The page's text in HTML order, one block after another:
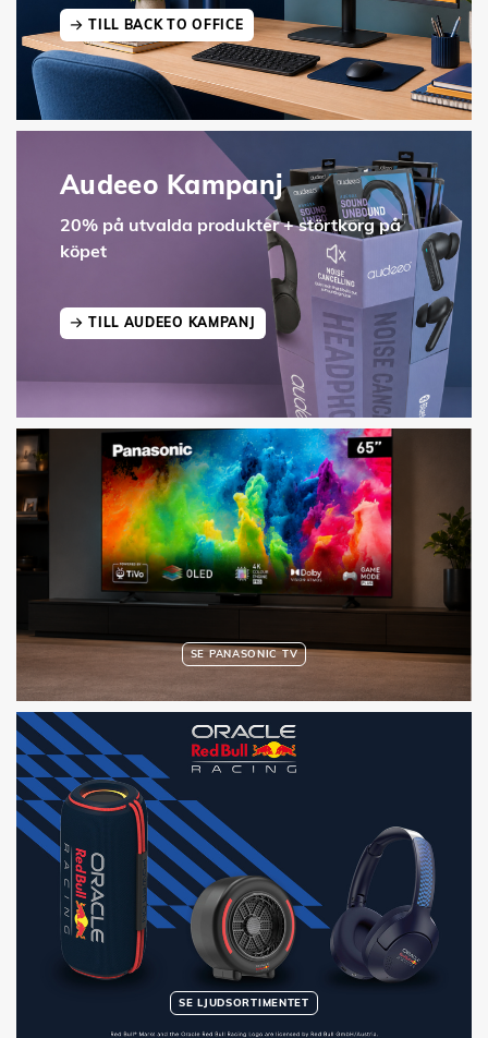
TILL BACK TO OFFICE
Audeeo Kampanj
20% på utvalda produkter + störtkorg på
köpet
TILL AUDEEO KAMPANJ
SE PANASONIC TV
SE LJUDSORTIMENTET